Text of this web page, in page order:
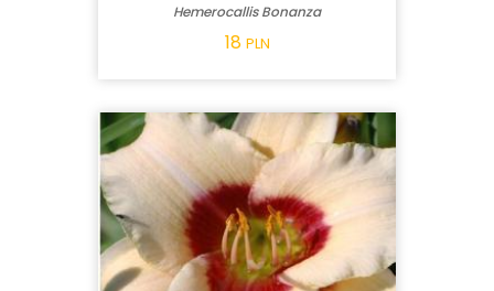
Hemerocallis Bonanza
18 PLN